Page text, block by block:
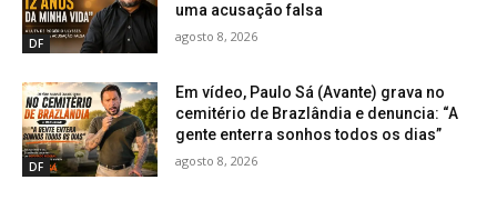
DF
uma acusação falsa
agosto 8, 2026
DF
Em vídeo, Paulo Sá (Avante) grava no
cemitério de Brazlândia e denuncia: “A
gente enterra sonhos todos os dias”
agosto 8, 2026